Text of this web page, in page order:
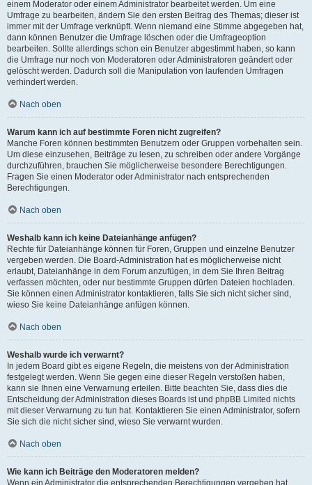
einem Moderator oder einem Administrator bearbeitet werden. Um eine
Umfrage zu bearbeiten, ändern Sie den ersten Beitrag des Themas; dieser ist
immer mit der Umfrage verknüpft. Wenn niemand eine Stimme abgegeben hat,
dann können Benutzer die Umfrage löschen oder die Umfrageoption
bearbeiten. Sollte allerdings schon ein Benutzer abgestimmt haben, so kann
die Umfrage nur noch von Moderatoren oder Administratoren geändert oder
gelöscht werden. Dadurch soll die Manipulation von laufenden Umfragen
verhindert werden.
Nach oben
Warum kann ich auf bestimmte Foren nicht zugreifen?
Manche Foren können bestimmten Benutzern oder Gruppen vorbehalten sein.
Um diese einzusehen, Beiträge zu lesen, zu schreiben oder andere Vorgänge
durchzuführen, brauchen Sie möglicherweise besondere Berechtigungen.
Fragen Sie einen Moderator oder Administrator nach entsprechenden
Berechtigungen.
Nach oben
Weshalb kann ich keine Dateianhänge anfügen?
Rechte für Dateianhänge können für Foren, Gruppen und einzelne Benutzer
vergeben werden. Die Board-Administration hat es möglicherweise nicht
erlaubt, Dateianhänge in dem Forum anzufügen, in dem Sie Ihren Beitrag
verfassen möchten, oder nur bestimmte Gruppen dürfen Dateien hochladen.
Sie können einen Administrator kontaktieren, falls Sie sich nicht sicher sind,
wieso Sie keine Dateianhänge anfügen können.
Nach oben
Weshalb wurde ich verwarnt?
In jedem Board gibt es eigene Regeln, die meistens von der Administration
festgelegt werden. Wenn Sie gegen eine dieser Regeln verstoßen haben,
kann sie Ihnen eine Verwarnung erteilen. Bitte beachten Sie, dass dies die
Entscheidung der Administration dieses Boards ist und phpBB Limited nichts
mit dieser Verwarnung zu tun hat. Kontaktieren Sie einen Administrator, sofern
Sie sich die nicht sicher sind, wieso Sie verwarnt wurden.
Nach oben
Wie kann ich Beiträge den Moderatoren melden?
Wenn ein Administrator die entsprechenden Berechtigungen vergeben hat,